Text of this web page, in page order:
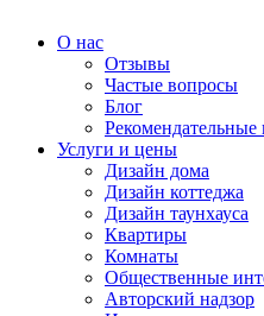
О нас
Отзывы
Частые вопросы
Блог
Рекомендательные
Услуги и цены
Дизайн дома
Дизайн коттеджа
Дизайн таунхауса
Квартиры
Комнаты
Общественные
Авторский надзор